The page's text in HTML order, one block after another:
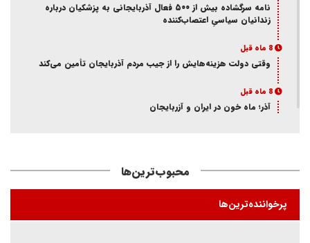
نامه سرگشاده بیش از ۵۰۰ فعال آذربایجانی به پزشکیان درباره
زندانیان سیاسیِ اعتصاب‌کننده
8 ماه قبل
وقتی دولت هزینه‌هایش را از جیب مردم آذربایجان تأمین می‌کند
8 ماه قبل
آذر؛ ماه خون در ایران و آزربایجان
«کوراوغلو» تبریز
محبوب‌ترین‌ها
پرخواننده‌ترین‌ها